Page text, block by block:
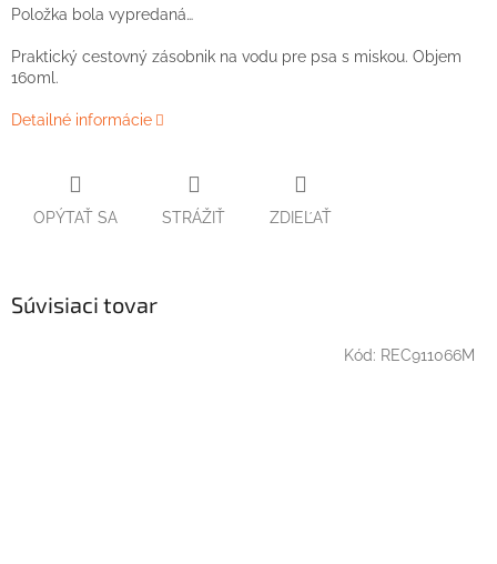
Položka bola vypredaná…
Praktický cestovný zásobnik na vodu pre psa s miskou. Objem
160ml.
Detailné informácie
OPÝTAŤ SA STRÁŽIŤ ZDIEĽAŤ
Súvisiaci tovar
Kód: REC911066M